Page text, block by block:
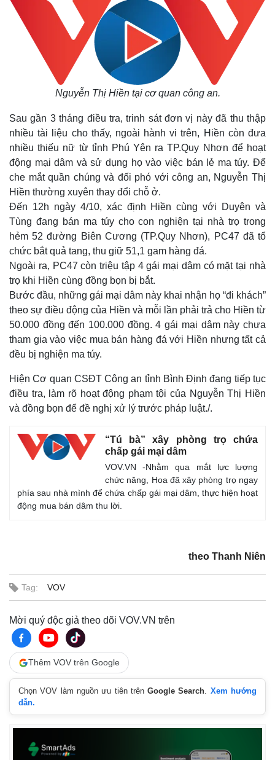
Thế giới
Quan sát
Cuộc sống đó đây
Multimedia
Video
Ảnh
Infographic
Nguyễn Thị Hiền tại cơ quan công an.
Sau gần 3 tháng điều tra, trinh sát đơn vị này đã thu thập
nhiều tài liệu cho thấy, ngoài hành vi trên, Hiền còn đưa
nhiều thiếu nữ từ tỉnh Phú Yên ra TP.Quy Nhơn để hoạt
động mại dâm và sử dụng họ vào việc bán lẻ ma túy. Để
che mắt quần chúng và đối phó với công an, Nguyễn Thị
Hiền thường xuyên thay đổi chỗ ở.
Đến 12h ngày 4/10, xác định Hiền cùng với Duyên và
Tùng đang bán ma túy cho con nghiện tại nhà trọ trong
hẻm 52 đường Biên Cương (TP.Quy Nhơn), PC47 đã tổ
chức bắt quả tang, thu giữ 51,1 gam hàng đá.
Ngoài ra, PC47 còn triệu tập 4 gái mại dâm có mặt tại nhà
trọ khi Hiền cùng đồng bọn bị bắt.
Bước đầu, những gái mại dâm này khai nhận họ “đi khách”
theo sự điều động của Hiền và mỗi lần phải trả cho Hiền từ
50.000 đồng đến 100.000 đồng. 4 gái mại dâm này chưa
tham gia vào việc mua bán hàng đá với Hiền nhưng tất cả
đều bị nghiện ma túy.
Hiện Cơ quan CSĐT Công an tỉnh Bình Định đang tiếp tục
điều tra, làm rõ hoạt động phạm tội của Nguyễn Thị Hiền
và đồng bọn để đề nghị xử lý trước pháp luật./.
“Tú bà” xây phòng trọ chứa
chấp gái mại dâm
VOV.VN -Nhằm qua mắt lực lượng
chức năng, Hoa đã xây phòng trọ ngay
phía sau nhà mình để chứa chấp gái mại dâm, thực hiện hoạt
động mua bán dâm thu lời.
theo Thanh Niên
Tag: VOV
Mời quý độc giả theo dõi VOV.VN trên
Thêm VOV trên Google
Chọn VOV làm nguồn ưu tiên trênGoogle Search. Xem hướng
dẫn.